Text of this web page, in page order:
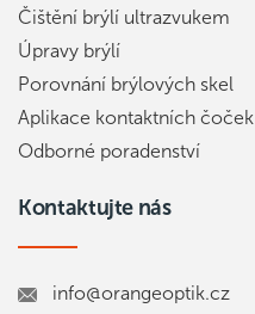
Čištění brýlí ultrazvukem
Úpravy brýlí
Porovnání brýlových skel
Aplikace kontaktních čoček
Odborné poradenství
Kontaktujte nás
info@orangeoptik.cz